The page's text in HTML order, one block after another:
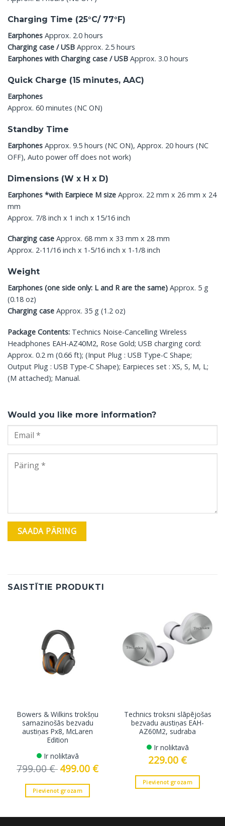
Charging Time (25°C/ 77°F)
Earphones Approx. 2.0 hours
Charging case / USB Approx. 2.5 hours
Earphones with Charging case / USB Approx. 3.0 hours
Quick Charge (15 minutes, AAC)
Earphones
Approx. 60 minutes (NC ON)
Standby Time
Earphones Approx. 9.5 hours (NC ON), Approx. 20 hours (NC
OFF), Auto power off does not work)
Dimensions (W x H x D)
Earphones *with Earpiece M size Approx. 22 mm x 26 mm x 24
mm
Approx. 7/8 inch x 1 inch x 15/16 inch
Charging case Approx. 68 mm x 33 mm x 28 mm
Approx. 2-11/16 inch x 1-5/16 inch x 1-1/8 inch
Weight
Earphones (one side only: L and R are the same) Approx. 5 g
(0.18 oz)
Charging case Approx. 35 g (1.2 oz)
Package Contents: Technics Noise-Cancelling Wireless
Headphones EAH-AZ40M2, Rose Gold; USB charging cord:
Approx. 0.2 m (0.66 ft); (Input Plug : USB Type-C Shape;
Output Plug : USB Type-C Shape); Earpieces set : XS, S, M, L;
(M attached); Manual.
Would you like more information?
SAISTĪTIE PRODUKTI
Bowers & Wilkins trokšņu
samazinošās bezvadu
austiņas Px8, McLaren
Edition
Ir noliktavā
799.00€ Original
price
799.00 €.
499.00 €Current
price
Pievienot grozam
Technics troksni slāpējošas
bezvadu austiņas EAH-
AZ60M2, sudraba
Ir noliktavā
229.00 €
Pievienot grozam